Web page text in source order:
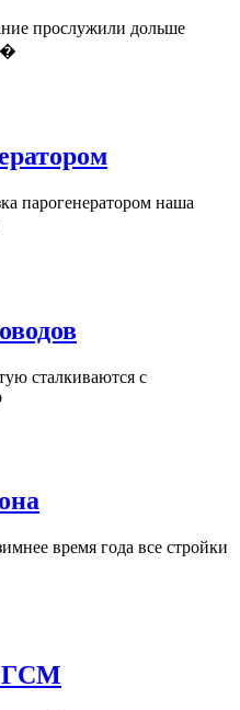
прослужили дольше
парогенератором наша
сталкиваются с
время года все стройки
ГСМ